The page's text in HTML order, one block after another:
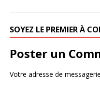
SOYEZ LE PREMIER À
Poster un
Votre adresse de